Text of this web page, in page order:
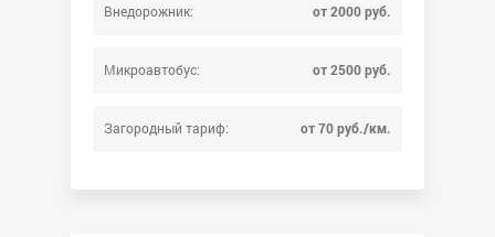
Внедорожник: от 2000 руб.
Микроавтобус: от 2500 руб.
Загородный тариф: от 70 руб./км.